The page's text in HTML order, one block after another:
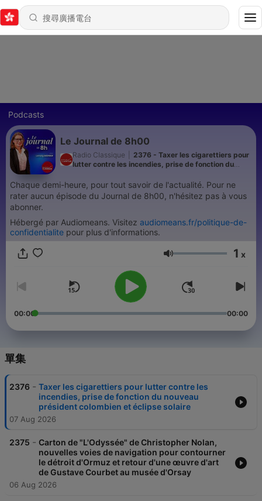
Podcasts
Le Journal de 8h00
Radio Classique
2376 - Taxer les cigarettiers pour
lutter contre les incendies, prise de fonction du
Chaque demi-heure, pour tout savoir de l'actualité. Pour ne
rater aucun épisode du Journal de 8h00, n'hésitez pas à vous
abonner.
Hébergé par Audiomeans. Visitez audiomeans.fr/politique-de-
confidentialite pour plus d'informations.
音量 1 x
00:00 00:00
單集
2376 - Taxer les cigarettiers pour lutter contre les
incendies, prise de fonction du nouveau
président colombien et éclipse solaire
07 Aug 2026
2375 - Carton de "L'Odyssée" de Christopher Nolan,
nouvelles voies de navigation pour contourner
le détroit d'Ormuz et retour d'une œuvre d'art
de Gustave Courbet au musée d'Orsay
06 Aug 2026